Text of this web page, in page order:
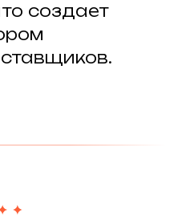
создает